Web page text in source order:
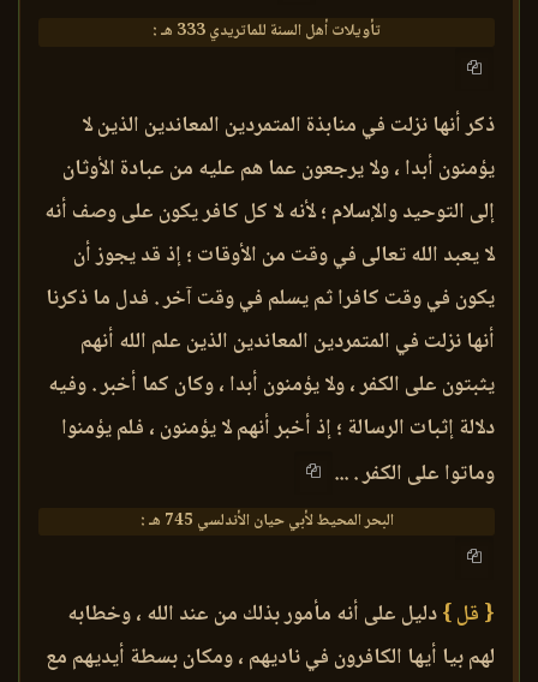
تأويلات أهل السنة للماتريدي 333 هـ :
ذكر أنها نزلت في منابذة المتمردين المعاندين الذين لا
يؤمنون أبدا ، ولا يرجعون عما هم عليه من عبادة الأوثان
إلى التوحيد والإسلام ؛ لأنه لا كل كافر يكون على وصف أنه
لا يعبد الله تعالى في وقت من الأوقات ؛ إذ قد يجوز أن
يكون في وقت كافرا ثم يسلم في وقت آخر . فدل ما ذكرنا
أنها نزلت في المتمردين المعاندين الذين علم الله أنهم
يثبتون على الكفر ، ولا يؤمنون أبدا ، وكان كما أخبر . وفيه
دلالة إثبات الرسالة ؛ إذ أخبر أنهم لا يؤمنون ، فلم يؤمنوا
وماتوا على الكفر . ...
البحر المحيط لأبي حيان الأندلسي 745 هـ :
{ قل }دليل على أنه مأمور بذلك من عند الله ، وخطابه
لهم بيا أيها الكافرون في ناديهم ، ومكان بسطة أيديهم مع